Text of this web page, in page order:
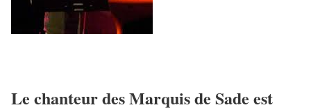
Le chanteur des Marquis de Sade est